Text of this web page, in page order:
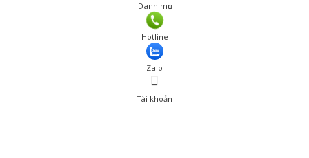
Danh mục
Hotline
Zalo
Tài khoản